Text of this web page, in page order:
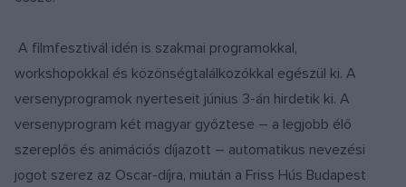
A filmfesztivál idén is szakmai programokkal,
workshopokkal és közönségtalálkozókkal egészül ki. A
versenyprogramok nyerteseit június 3-án hirdetik ki. A
versenyprogram két magyar győztese – a legjobb élő
szereplős és animációs díjazott – automatikus nevezési
jogot szerez az Oscar-díjra, miután a Friss Hús Budapest